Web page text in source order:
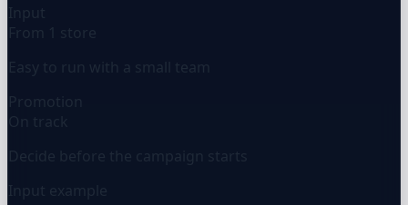
Input
From 1 store
Easy to run with a small team
Promotion
On track
Decide before the campaign starts
Input example